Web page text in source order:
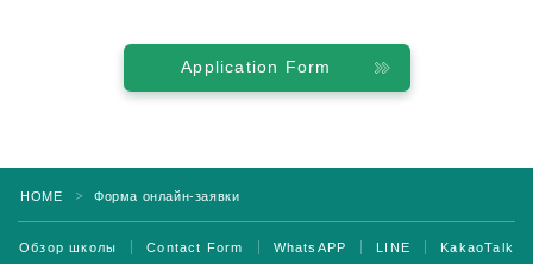
Обзор программы
Продвинутый уровень
Деловой английский
Application Form
HOME ＞ Форма онлайн-заявки
Обзор школы Contact Form WhatsAPP LINE KakaoTalk